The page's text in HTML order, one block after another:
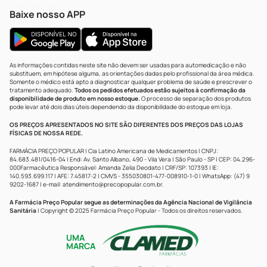
Baixe nosso APP
As informações contidas neste site não devem ser usadas para automedicação e não
substituem, em hipótese alguma, as orientações dadas pelo profissional da área médica.
Somente o médico está apto a diagnosticar qualquer problema de saúde e prescrever o
tratamento adequado. Todos os pedidos efetuados estão sujeitos à confirmação da
disponibilidade de produto em nosso estoque.O processo de separação dos produtos
pode levar até dois dias úteis dependendo da disponibilidade do estoque em loja.
OS PREÇOS APRESENTADOS NO SITE SÃO DIFERENTES DOS PREÇOS DAS LOJAS
FÍSICAS DE NOSSA REDE.
FARMÁCIA PREÇO POPULAR | Cia Latino Americana de Medicamentos | CNPJ:
84.683.481/0416-04 | End: Av. Santo Albano, 490 - Vila Vera | São Paulo - SP | CEP: 04.296-
000Farmacêutica Responsável: Amanda Zelia Deodato | CRF/SP: 107393 | IE:
140.593.699.117 | AFE: 7.45817-2 | CMVS - 355030801-477-008910-1-0 | WhatsApp: (47) 9
9202-1687 | e-mail: atendimento@precopopular.com.br.
A Farmácia Preço Popular segue as determinações da Agência Nacional de Vigilância
Sanitária | Copyright © 2025 Farmácia Preço Popular - Todos os direitos reservados.
UMA
MARCA